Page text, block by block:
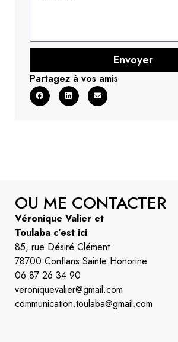
Envoyer
Partagez à vos amis
OU ME CONTACTER
Véronique Valier et
Toulaba c’est ici
85, rue Désiré Clément
78700 Conflans Sainte Honorine
06 87 26 34 90
veroniquevalier@gmail.com
communication.toulaba@gmail.com